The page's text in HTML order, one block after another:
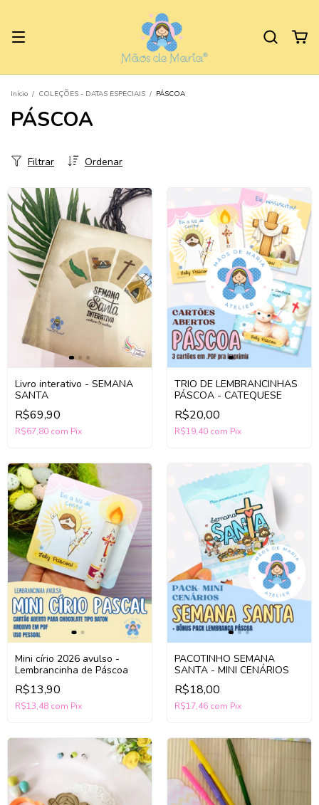
Início / COLEÇÕES - DATAS ESPECIAIS / PÁSCOA
PÁSCOA
Ordenar
Filtrar
Livro interativo - SEMANA
SANTA
R$69,90
R$67,80 com Pix
TRIO DE LEMBRANCINHAS
PÁSCOA - CATEQUESE
R$20,00
R$19,40 com Pix
Mini círio 2026 avulso -
Lembrancinha de Páscoa
R$13,90
R$13,48 com Pix
PACOTINHO SEMANA
SANTA - MINI CENÁRIOS
R$18,00
R$17,46 com Pix